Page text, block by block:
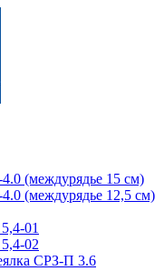
(междурядье 15 см)
(междурядье 12,5 см)
01
02
СРЗ-П 3.6